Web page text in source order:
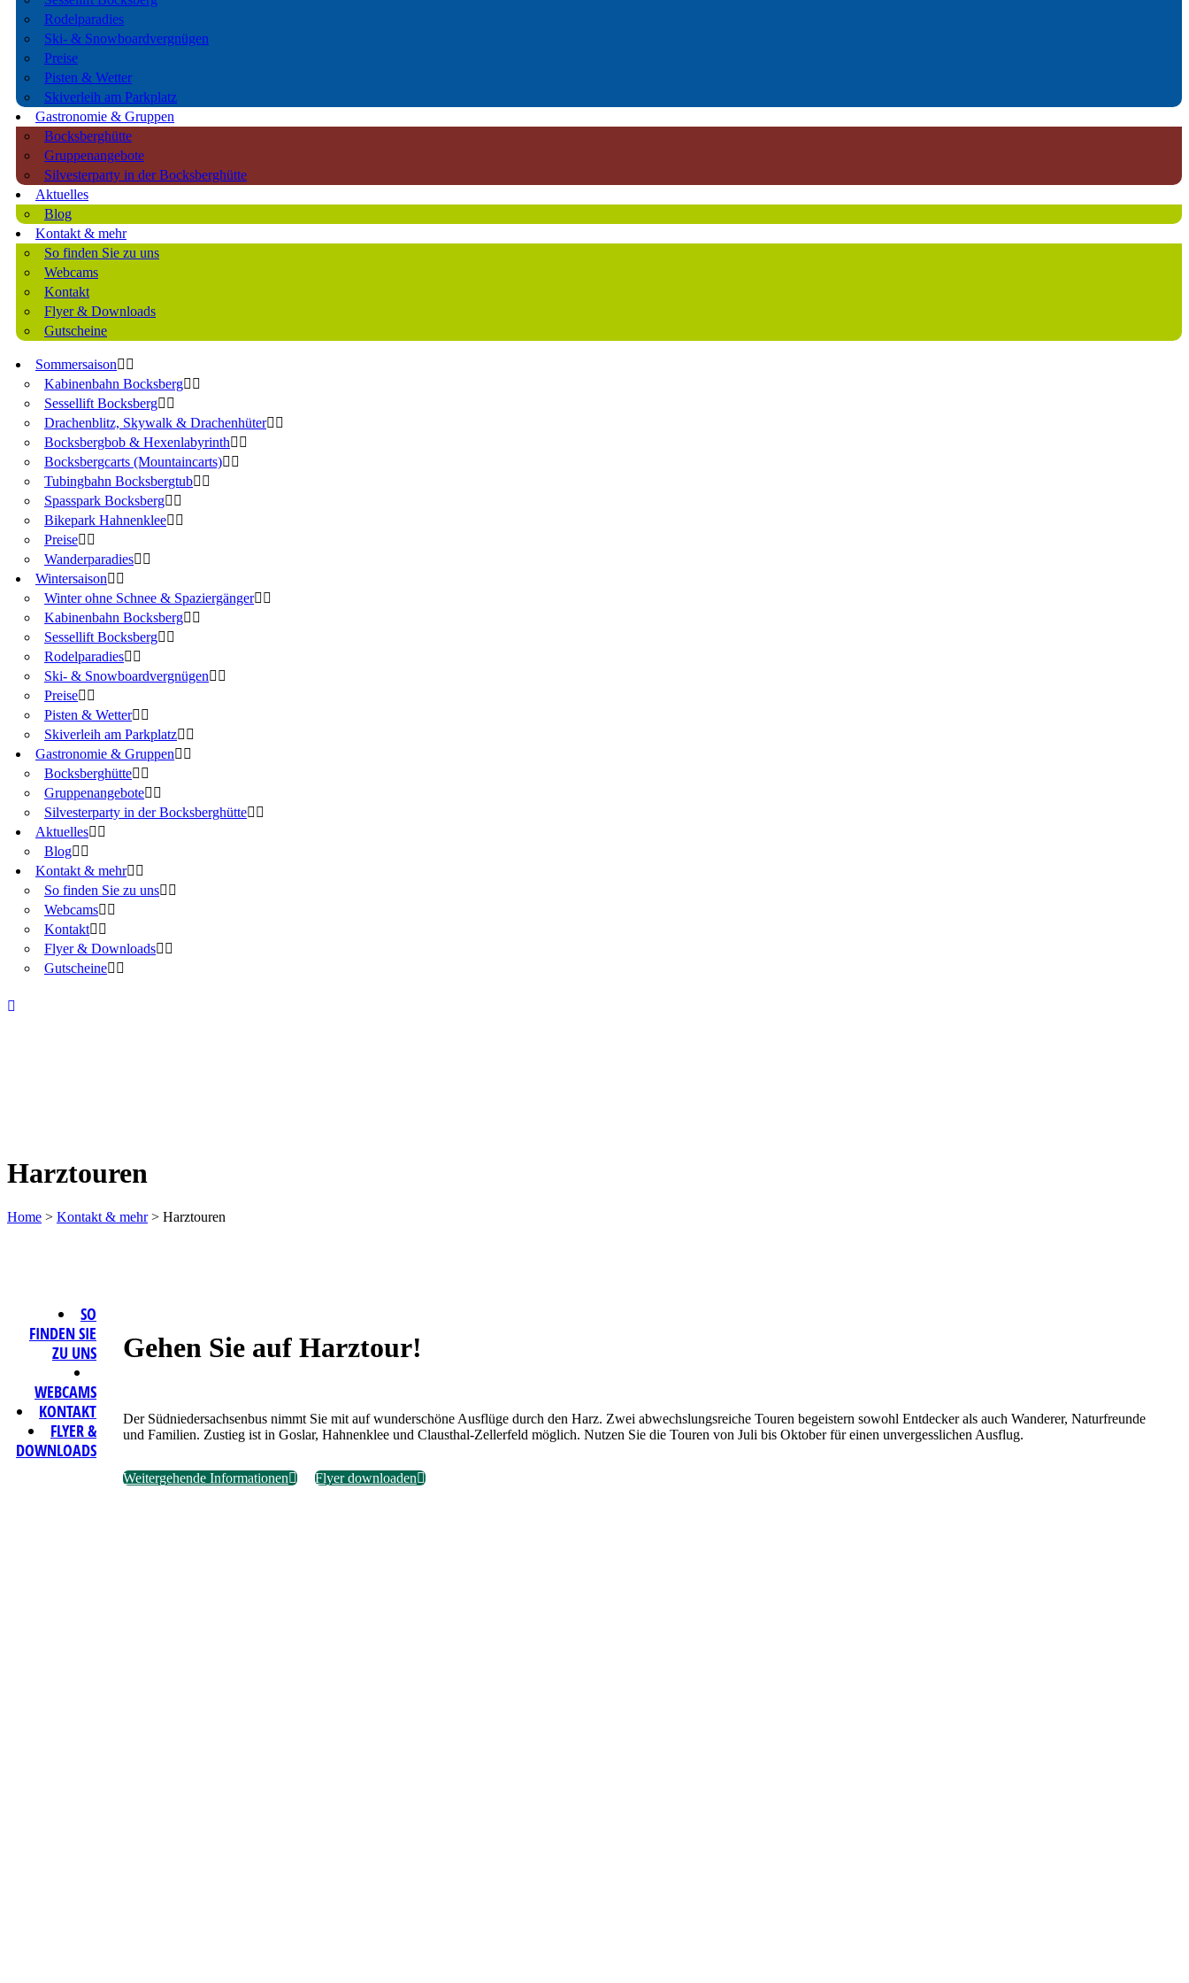
Rodelparadies
Ski- & Snowboardvergnügen
Preise
Pisten & Wetter
Skiverleih am Parkplatz
Gastronomie & Gruppen
Bocksberghütte
Gruppenangebote
Silvesterparty in der Bocksberghütte
Aktuelles
Blog
Kontakt & mehr
So finden Sie zu uns
Webcams
Kontakt
Flyer & Downloads
Gutscheine
Sommersaison
Kabinenbahn Bocksberg
Sessellift Bocksberg
Drachenblitz, Skywalk & Drachenhüter
Bocksbergbob & Hexenlabyrinth
Bocksbergcarts (Mountaincarts)
Tubingbahn Bocksbergtub
Spasspark Bocksberg
Bikepark Hahnenklee
Preise
Wanderparadies
Wintersaison
Winter ohne Schnee & Spaziergänger
Kabinenbahn Bocksberg
Sessellift Bocksberg
Rodelparadies
Ski- & Snowboardvergnügen
Preise
Pisten & Wetter
Skiverleih am Parkplatz
Gastronomie & Gruppen
Bocksberghütte
Gruppenangebote
Silvesterparty in der Bocksberghütte
Aktuelles
Blog
Kontakt & mehr
So finden Sie zu uns
Webcams
Kontakt
Flyer & Downloads
Gutscheine
Harztouren
Home > Kontakt & mehr> Harztouren
SO
FINDEN SIE
ZU UNS
WEBCAMS
KONTAKT
FLYER &
DOWNLOADS
Gehen Sie auf Harztour!
Der Südniedersachsenbus nimmt Sie mit auf wunderschöne Ausflüge durch den Harz. Zwei abwechslungsreiche Touren begeistern sowohl Entdecker als auch Wanderer, Naturfreunde
und Familien. Zustieg ist in Goslar, Hahnenklee und Clausthal-Zellerfeld möglich. Nutzen Sie die Touren von Juli bis Oktober für einen unvergesslichen Ausflug.
Weitergehende Informationen Flyer downloaden